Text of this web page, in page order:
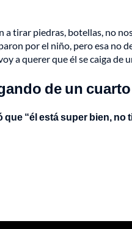
a tirar piedras, botellas, no
por el niño, pero esa no
a querer que él se caiga de
de un
que “él está super bien, no